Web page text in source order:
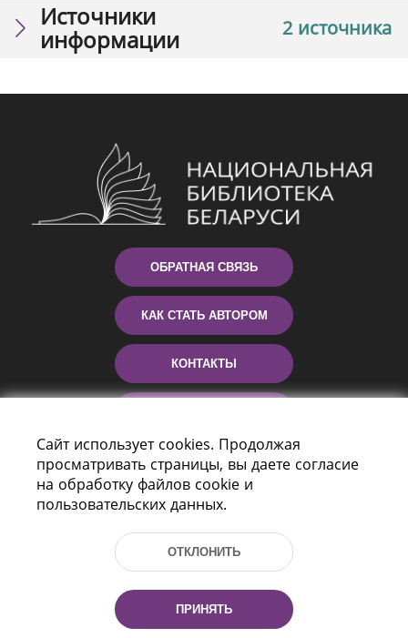
2 источника
Источники
информации
ОБРАТНАЯ СВЯЗЬ
КАК СТАТЬ АВТОРОМ
КОНТАКТЫ
Пр-т Независимости 116
г. Минск, Республика Беларусь, 220114
Тел.: (+375 17) 368 37 37, Факс: (+375 17)
Сайт использует cookies. Продолжая
просматривать страницы, вы даете согласие
на обработку файлов cookie и
пользовательских данных.
ОТКЛОНИТЬ
ПРИНЯТЬ